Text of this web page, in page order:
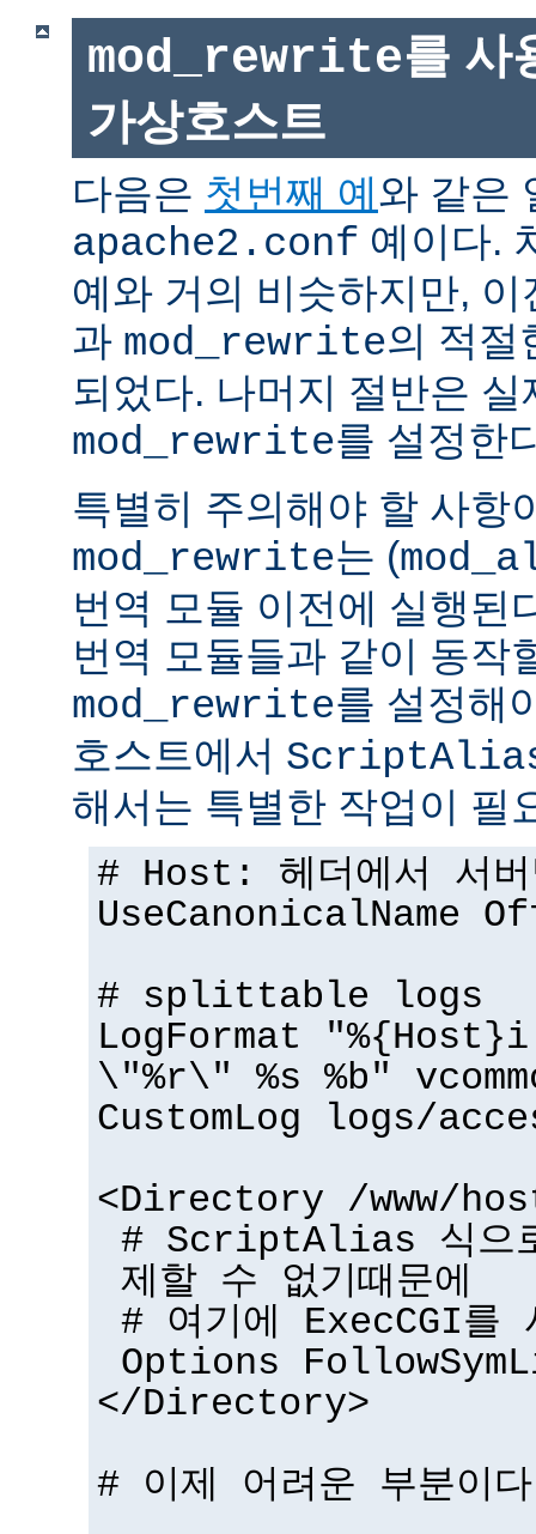
mod_rewrite를 사
가상호스트
다음은 첫번째 예 와 같은
apache2.conf 예이다.
예와 거의 비슷하지만,
과 mod_rewrite의 적절
되었다. 나머지 절반은
mod_rewrite를 설정한
특별히 주의해야 할 사항
mod_rewrite는 (
번역 모듈 이전에 실행된
번역 모듈들과 같이 동작
mod_rewrite를 설정해
호스트에서
해서는 특별한 작업이 필
# Host: 헤더에서 서버
UseCanonicalName
# splittable logs
LogFormat "%{Host}i
\"%r\" %s %b"
CustomLog logs/
<Directory /www/
# ScriptAlias 식으
제할 수 없기때문에
# 여기에 ExecCGI를
Options
</Directory>
# 이제 어려운 부분이다